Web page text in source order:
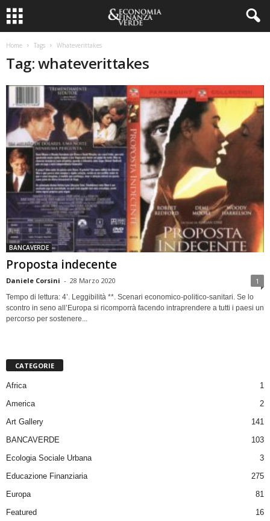
Home Tags Whateverittakes
Tag: whateverittakes
BANCAVERDE
Proposta indecente
Daniele Corsini - 28 Marzo 2020 1
Tempo di lettura: 4’. Leggibilità **. Scenari economico-politico-sanitari. Se lo
scontro in seno all’Europa si ricomporrà facendo intraprendere a tutti i paesi un
percorso per sostenere...
CATEGORIE
Africa
1
America
2
Art Gallery
141
BANCAVERDE
103
Ecologia Sociale Urbana
3
Educazione Finanziaria
275
Europa
81
Featured
16